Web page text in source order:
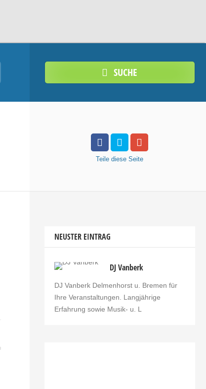
SUCHE
Teile diese Seite
NEUSTER EINTRAG
DJ Vanberk
DJ Vanberk Delmenhorst u. Bremen für
Ihre Veranstaltungen. Langjährige
Erfahrung sowie Musik- u. L